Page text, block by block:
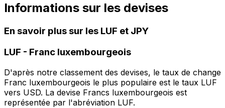
Informations sur les devises
En savoir plus sur les LUF et JPY
LUF - Franc luxembourgeois
D'après notre classement des devises, le taux de change
Franc luxembourgeois le plus populaire est le taux LUF
vers USD. La devise Francs luxembourgeois est
représentée par l'abréviation LUF.